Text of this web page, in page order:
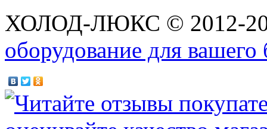
ХОЛОД-ЛЮКС © 2012-
оборудование для вашего